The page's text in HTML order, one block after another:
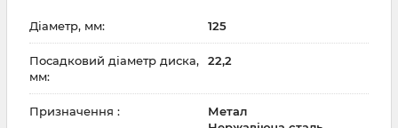
Діаметр, мм: 125
Посадковий діаметр диска,
мм:
22,2
Призначення :
Метал